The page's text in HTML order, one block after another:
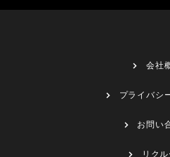
会社
プライバシ
お問い
リクル